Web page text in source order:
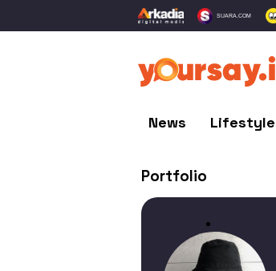
SUARA.COM
News Lifestyle
Portfolio